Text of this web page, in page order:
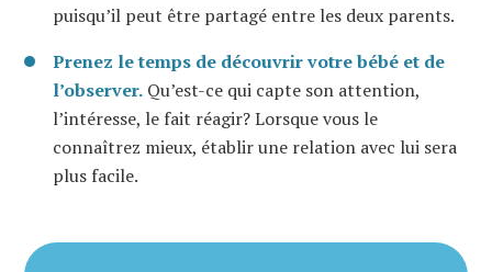
puisqu’il peut être partagé entre les deux parents.
Prenez le temps de découvrir votre bébé et de
l’observer. Qu’est-ce qui capte son attention,
l’intéresse, le fait réagir? Lorsque vous le
connaîtrez mieux, établir une relation avec lui sera
plus facile.